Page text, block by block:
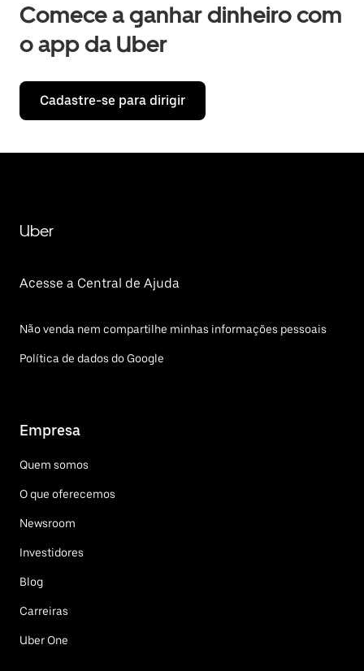
Comece a ganhar dinheiro com
o app da Uber
Cadastre-se para dirigir
Uber
Acesse a Central de Ajuda
Não venda nem compartilhe minhas informações pessoais
Política de dados do Google
Empresa
Quem somos
O que oferecemos
Newsroom
Investidores
Blog
Carreiras
Uber One